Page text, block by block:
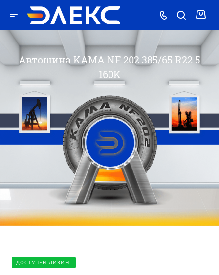
Автошина KAMA NF 202 385/65 R22.5
160K
ДОСТУПЕН ЛИЗИНГ